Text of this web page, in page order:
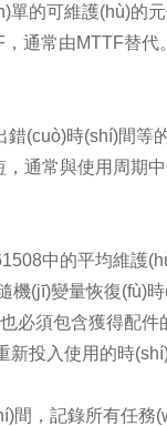
單的可維護(hù)的
常由MTTF替代
錯(cuò)時(shí)間等
通常與使用周期中
中的平均維護
機(jī)變量恢復(fù)時
必須包含獲得配件
投入使用的時(shí)
，記錄所有任務